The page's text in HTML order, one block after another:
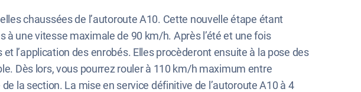
chaussées de l’autoroute A10. Cette nouvelle étape étant
une vitesse maximale de 90 km/h. Après l’été et une fois
l’application des enrobés. Elles procèderont ensuite à la pose des
Dès lors, vous pourrez rouler à 110 km/h maximum entre
la section. La mise en service définitive de l’autoroute A10 à 4